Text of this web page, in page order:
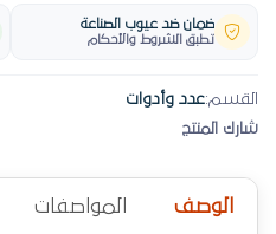
ضمان ضد عيوب الصناعة
تطبق الشروط والأحكام
القسم:عدد وأدوات
شارك المنتج
الوصف المواصفات